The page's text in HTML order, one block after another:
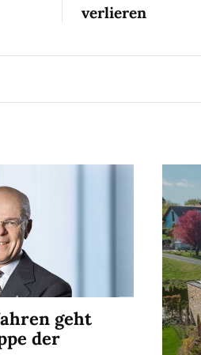
verlieren
geht
der